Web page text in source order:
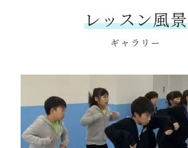
ギャラリー
レッスン風景